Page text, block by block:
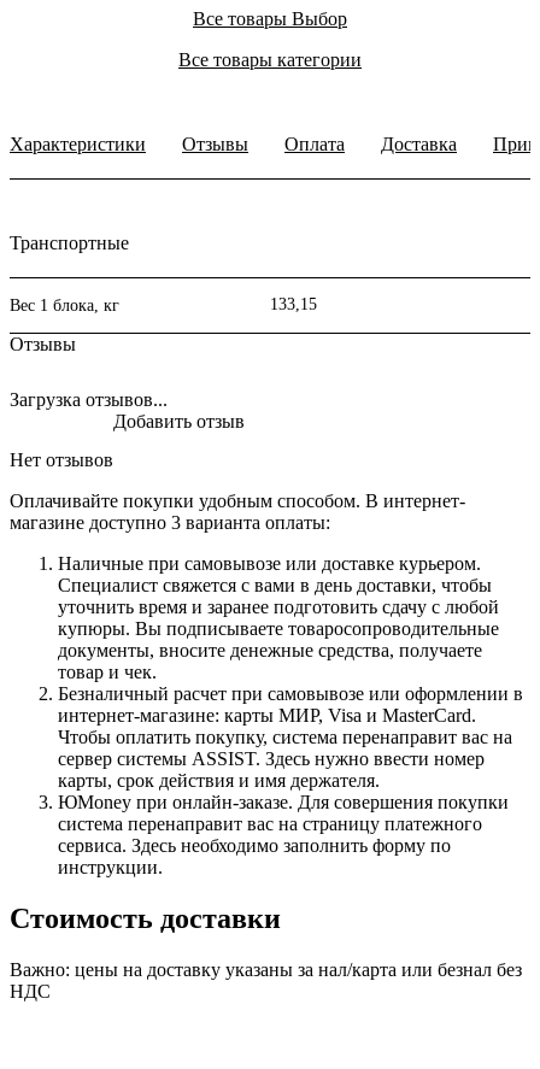
Все товары Выбор
Все товары категории
Характеристики Отзывы Оплата Доставка
Транспортные
Вес 1 блока, кг 133,15
Отзывы
Загрузка отзывов...
Нет отзывов
Добавить отзыв
Оплачивайте покупки удобным способом. В интернет-
магазине доступно 3 варианта оплаты:
Наличные при самовывозе или доставке курьером.
Специалист свяжется с вами в день доставки, чтобы
уточнить время и заранее подготовить сдачу с любой
купюры. Вы подписываете товаросопроводительные
документы, вносите денежные средства, получаете
товар и чек.
Безналичный расчет при самовывозе или оформлении в
интернет-магазине: карты МИР, Visa и MasterCard.
Чтобы оплатить покупку, система перенаправит вас на
сервер системы ASSIST. Здесь нужно ввести номер
карты, срок действия и имя держателя.
ЮMoney при онлайн-заказе. Для совершения покупки
система перенаправит вас на страницу платежного
сервиса. Здесь необходимо заполнить форму по
инструкции.
Стоимость доставки
Важно: цены на доставку указаны за нал/карта или безнал без
НДС